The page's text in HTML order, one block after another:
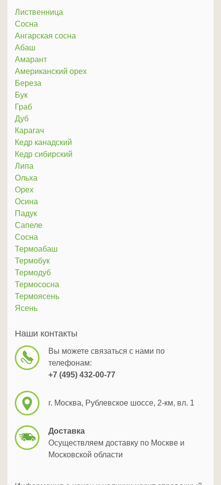
Лиственница
Сосна
Ангарская сосна
Абаш
Амарант
Американский орех
Береза
Бук
Граб
Дуб
Карагач
Кедр канадский
Кедр сибирский
Липа
Ольха
Орех
Осина
Падук
Сапеле
Сосна
Термоабаш
Термобук
Термодуб
Термососна
Термоясень
Ясень
Наши контакты
Вы можете связаться с нами по
телефонам:
+7 (495) 432-00-77
г. Москва, Рублевское шоссе, 2-км, вл. 1
Доставка
Осуществляем доставку по Москве и
Московской области